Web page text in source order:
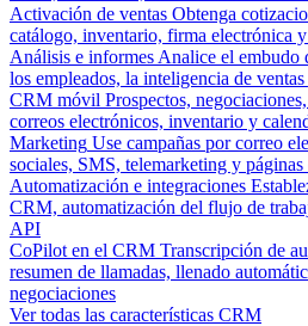
Activación de ventas Obtenga
catálogo, inventario, firma electrónica
Análisis e informes Analice el embudo
los empleados, la inteligencia de
CRM móvil Prospectos,
correos electrónicos, inventario y
Marketing Use campañas por correo
sociales, SMS, telemarketing y páginas
Automatización e integraciones
CRM, automatización del flujo de
API
CoPilot en el CRM Transcripción de
resumen de llamadas, llenado
negociaciones
Ver todas las características CRM